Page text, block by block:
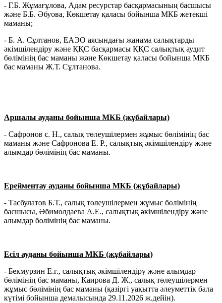
- Г.Б. Жұмағұлова, Адам ресурстар басқармасының басшысы
және Б.Б. Әбуова, Көкшетау қаласы бойынша МКБ жетекші
маманы;
- Б. А. Сұлтанов, ЕАЭО аясындағы жанама салықтарды
әкімшілендіру және ҚҚС басқармасы ҚҚС салықтық аудит
бөлімінің бас маманы және Көкшетау қаласы бойынша МКБ
бас маманы Ж.Т. Сұлтанова.
Аршалы ауданы бойынша МКБ (жұбайлары)
- Сафронов с. Н., салық төлеушілермен жұмыс бөлімінің бас
маманы және Сафронова Е. Р., салықтық әкімшілендіру және
алымдар бөлімінің бас маманы.
Ерейментау ауданы бойынша МКБ (жұбайлары)
- Тасбулатов Б.Т., салық төлеушілермен жұмыс бөлімінің
басшысы, Әбимолдаева А.Е., салықтық әкімшілендіру және
алымдар бөлімінің бас маманы.
Есіл ауданы бойынша МКБ (жұбайлары)
- Бекмурзин Е.г., салықтық әкімшілендіру және алымдар
бөлімінің бас маманы, Каирова Д. Ж., салық төлеушілермен
жұмыс бөлімінің бас маманы (қазіргі уақытта әлеуметтік бала
күтімі бойынша демалысында 29.11.2026 ж.дейін).